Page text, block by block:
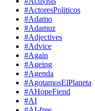
#ActoresPoliticos
#Adamo
#Adamuz
#Adjectives
#Advice
#Again
#Ageing
#Agenda
#AgotamosElPlaneta
#AHopeFiend
#AI